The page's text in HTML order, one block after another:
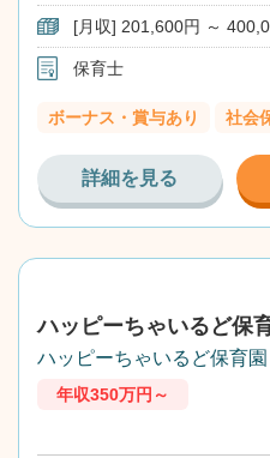
[月収] 201,600円 ～
保育士
ボーナス・賞与あり 社会
詳細を見る
ハッピーちゃいるど保
ハッピーちゃいるど保育園
年収350万円～